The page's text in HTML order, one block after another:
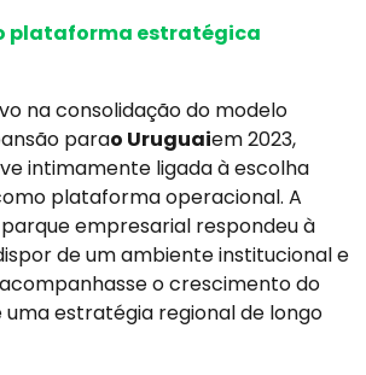
plataforma estratégica
na consolidação do modelo
parao Uruguaiem 2023,
intimamente ligada à escolha
plataforma operacional. A
empresarial respondeu à
de um ambiente institucional e
o crescimento do
uma estratégia regional de longo